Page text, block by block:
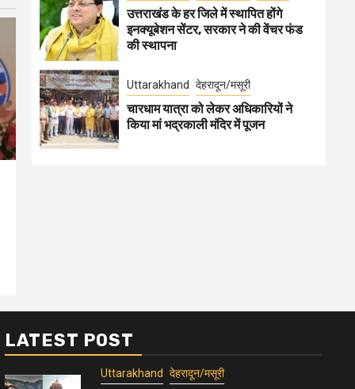
उत्तराखंड के हर जिले में स्थापित होंगे
इनक्यूबेशन सेंटर, सरकार ने की वेंचर फंड
की स्थापना
Uttarakhand देहरादून/मसूरी
चारधाम यात्रा को लेकर अधिकारियों ने
किया मां भद्रकाली मंदिर में पूजन
LATEST POST
Uttarakhand देहरादून/मसूरी